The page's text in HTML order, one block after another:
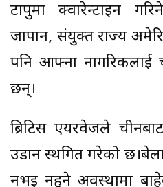
टापुमा क्वारेन्टाइन
जापान, संयुक्त राज्य
पनि आफ्ना नागरिकलाई
छन्।
ब्रिटिस एयरवेजले
उडान स्थगित गरेको
नभइ नहुने अवस्थामा